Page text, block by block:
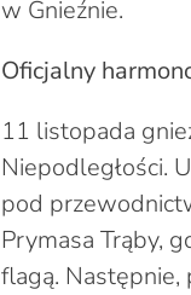
w Gnieźnie.
Oficjalny
11 listopada
Niepodległości.
pod
Prymasa Trąby,
flagą.